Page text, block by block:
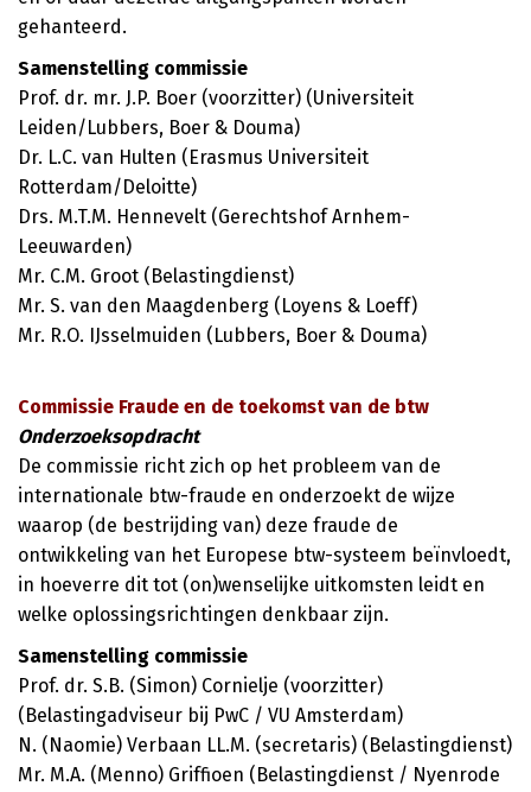
gehanteerd.
Samenstelling commissie
Prof. dr. mr. J.P. Boer (voorzitter) (Universiteit
Leiden/Lubbers, Boer & Douma)
Dr. L.C. van Hulten (Erasmus Universiteit
Rotterdam/Deloitte)
Drs. M.T.M. Hennevelt (Gerechtshof Arnhem-
Leeuwarden)
Mr. C.M. Groot (Belastingdienst)
Mr. S. van den Maagdenberg (Loyens & Loeff)
Mr. R.O. IJsselmuiden (Lubbers, Boer & Douma)
Commissie Fraude en de toekomst van de btw
Onderzoeksopdracht
De commissie richt zich op het probleem van de
internationale btw-fraude en onderzoekt de wijze
waarop (de bestrijding van) deze fraude de
ontwikkeling van het Europese btw-systeem beïnvloedt,
in hoeverre dit tot (on)wenselijke uitkomsten leidt en
welke oplossingsrichtingen denkbaar zijn.
Samenstelling commissie
Prof. dr. S.B. (Simon) Cornielje (voorzitter)
(Belastingadviseur bij PwC / VU Amsterdam)
N. (Naomie) Verbaan LL.M. (secretaris) (Belastingdienst)
Mr. M.A. (Menno) Griffioen (Belastingdienst / Nyenrode